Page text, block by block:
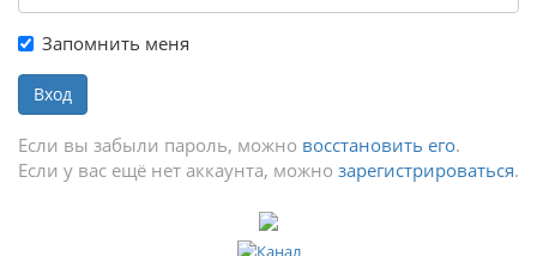
Запомнить меня
Вход
Если вы забыли пароль, можно восстановить его.
Если у вас ещё нет аккаунта, можно зарегистрироваться.